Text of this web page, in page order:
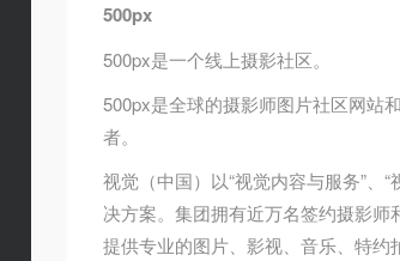
500px
500px是一个线上摄影社区。
500px是全球的摄影师图片社区网站
者。
视觉（中国）以“视觉内容与服务”、
决方案。集团拥有近万名签约摄影
提供专业的图片、影视、音乐、特约